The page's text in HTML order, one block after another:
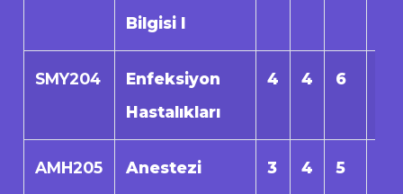
Bilgisi I
SMY204
Enfeksiyon
Hastalıkları
4 4 6
AMH205
Anestezi
3 4 5